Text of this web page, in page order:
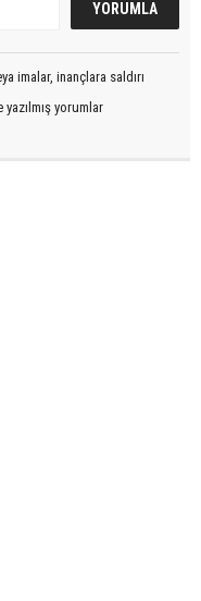
imalar, inançlara saldırı
yorumlar